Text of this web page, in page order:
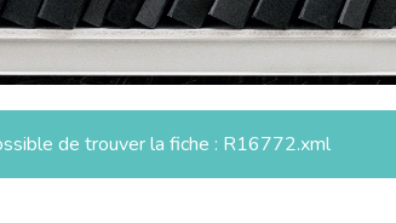
de trouver la fiche : R16772.xml